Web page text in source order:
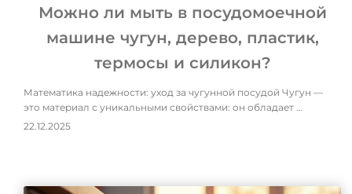
Можно ли мыть в посудомоечной
машине чугун, дерево, пластик,
термосы и силикон?
Математика надежности: уход за чугунной посудой Чугун —
это материал с уникальными свойствами: он обладает …
22.12.2025